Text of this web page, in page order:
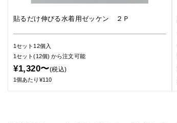
貼るだけ伸びる水着用ゼッケン ２Ｐ
1セット12個入
1セット(12個)から注文可能
¥1,320〜(税込)
1個あたり¥110